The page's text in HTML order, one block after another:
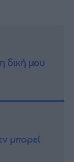
δική μου
μπορεί